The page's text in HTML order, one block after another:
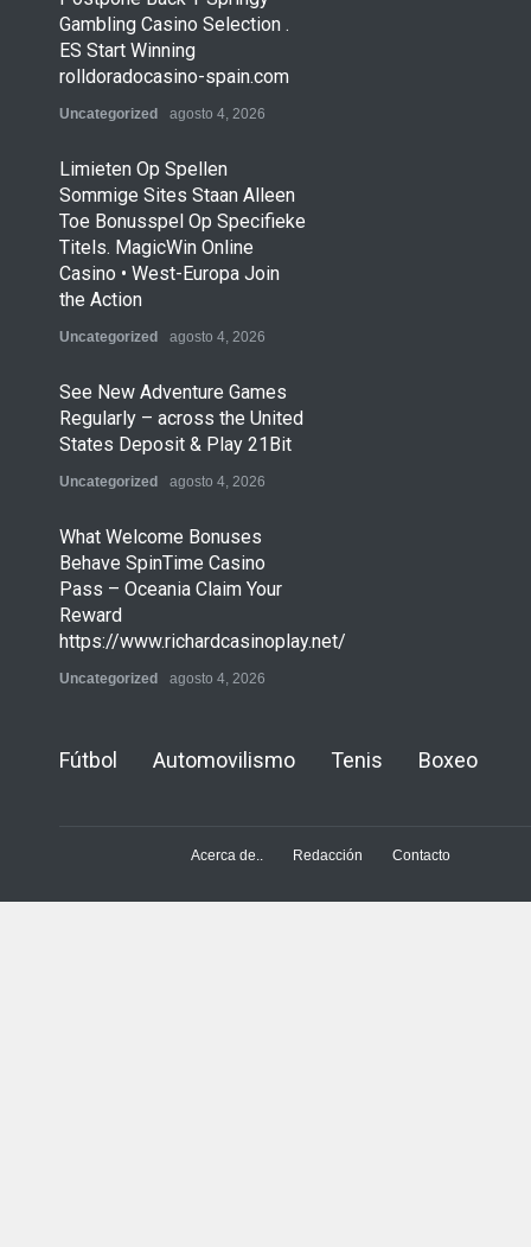
Gambling Casino Selection .
ES Start Winning
rolldoradocasino-spain.com
Uncategorized agosto 4, 2026
Limieten Op Spellen
Sommige Sites Staan ​​Alleen
Toe Bonusspel Op Specifieke
Titels. MagicWin Online
Casino • West-Europa Join
the Action
Uncategorized agosto 4, 2026
See New Adventure Games
Regularly – across the United
States Deposit & Play 21Bit
Uncategorized agosto 4, 2026
What Welcome Bonuses
Behave SpinTime Casino
Pass – Oceania Claim Your
Reward
https://www.richardcasinoplay.net/
Uncategorized agosto 4, 2026
Fútbol Automovilismo Tenis Boxeo
Acerca de.. Redacción Contacto